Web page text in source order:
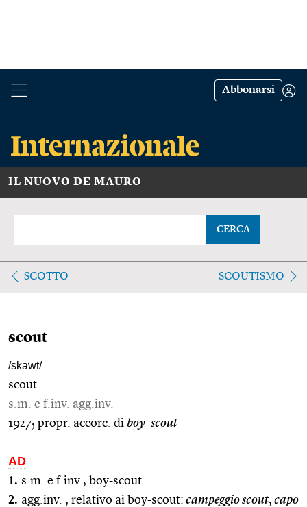
Abbonarsi
IL NUOVO DE MAURO
CERCA
SCOTTO SCOUTISMO
scout
/skawt/
scout
s.m. e f.inv. agg.inv.
1927; propr. accorc. di boy–scout
AD
1. s.m. e f.inv., boy-scout
2. agg.inv. , relativo ai boy-scout: campeggio scout, capo